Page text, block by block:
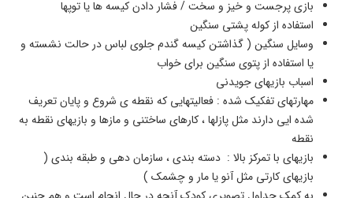
بازی پرجست و خیز و سخت / فشار دادن کیسه ها یا توپها
استفاده از کوله پشتی سنگین
وسایل سنگین ( گذاشتن کیسه گندم جلوی لباس در حالت نشسته و
یا استفاده از پتوی سنگین برای خواب
اسباب بازیهای جویدنی
مهارتهای تفکیک شده : فعالیتهایی که نقطه ی شروع و پایان تعریف
شده ایی دارند مثل پازلها ، کارهای ساختنی و مازها و بازیهای نقطه به
نقطه
بازیهای با تمرکز بالا : دسته بندی ، سازمان دهی و طبقه بندی (
بازیهای کارتی مثل آنو یا مار و چشمک )